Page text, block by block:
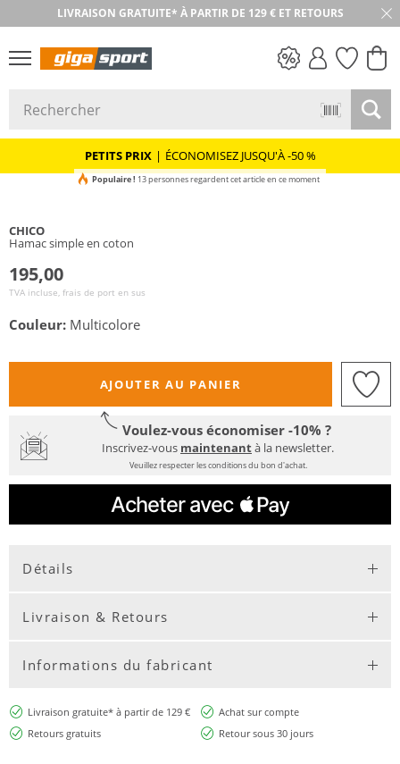
LIVRAISON GRATUITE* À PARTIR DE 129 € ET RETOURS
RETOUR SOUS 30 JOURS
PETITS PRIX | ÉCONOMISEZ JUSQU'À -50 %
Populaire ! 13 personnes regardent cet article en ce moment
CHICO
Hamac simple en coton
195,00
TVA incluse, frais de port en sus
Couleur: Multicolore
AJOUTER AU PANIER
Voulez-vous économiser -10% ?
Inscrivez-vous maintenantà la newsletter.
Veuillez respecter les conditions du bon d'achat.
Détails
Livraison & Retours
Informations du fabricant
Livraison gratuite* à partir de 129 €
Achat sur compte
Retours gratuits
Retour sous 30 jours